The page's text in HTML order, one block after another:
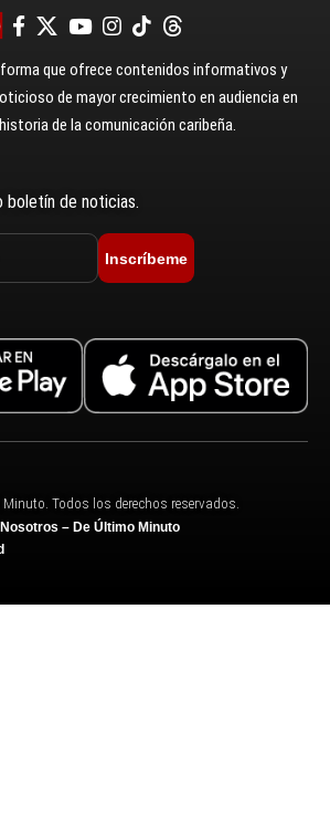
que ofrece contenidos informativos y
de mayor crecimiento en audiencia en
de la comunicación caribeña.
boletín de noticias.
Inscríbeme
Todos los derechos reservados.
– De Último Minuto